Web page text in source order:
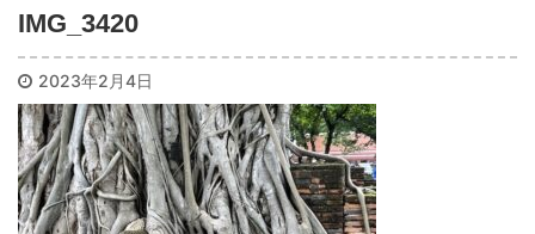
IMG_3420
2023年2月4日